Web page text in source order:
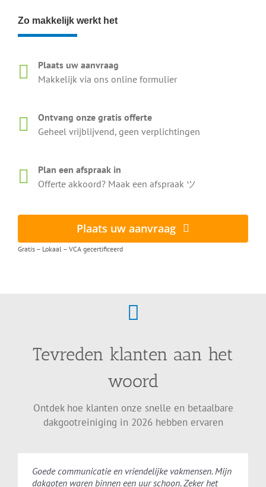
Zo makkelijk werkt het
Plaats uw aanvraag
Makkelijk via ons online formulier
Ontvang onze gratis offerte
Geheel vrijblijvend, geen verplichtingen
Plan een afspraak in
Offerte akkoord? Maak een afspraak ツ
Plaats uw aanvraag
Gratis – Lokaal – VCA gecertificeerd
Tevreden klanten aan het
woord
Ontdek hoe klanten onze snelle en betaalbare
dakgootreiniging in 2026 hebben ervaren
Goede communicatie en vriendelijke vakmensen. Mijn
dakgoten waren binnen een uur schoon. Zeker het